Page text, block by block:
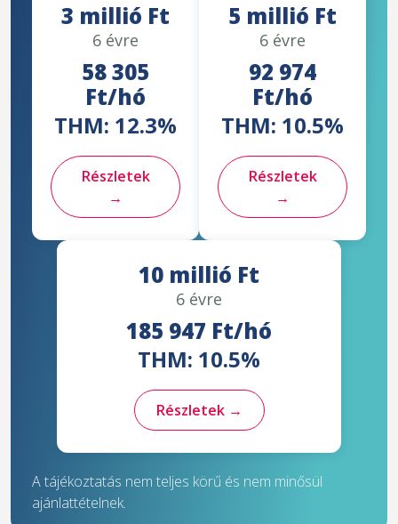
3 millió Ft
6 évre
58 305
Ft/hó
THM: 12.3%
Részletek
→
5 millió Ft
6 évre
92 974
Ft/hó
THM: 10.5%
Részletek
→
10 millió Ft
6 évre
185 947 Ft/hó
THM: 10.5%
Részletek →
A tájékoztatás nem teljes körű és nem minősül
ajánlattételnek.